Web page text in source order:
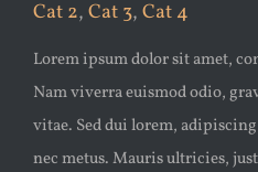
Cat 2, Cat 3, Cat 4
Lorem ipsum dolor sit amet,
Nam viverra euismod odio,
vitae. Sed dui lorem,
nec metus. Mauris ultricies,